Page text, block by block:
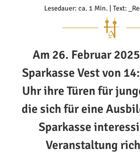
Lesedauer: ca. 1 Min. | Text:
Am 26. Februar
Sparkasse Vest von
Uhr ihre Türen für
die sich für eine
Sparkasse
Veranstaltung